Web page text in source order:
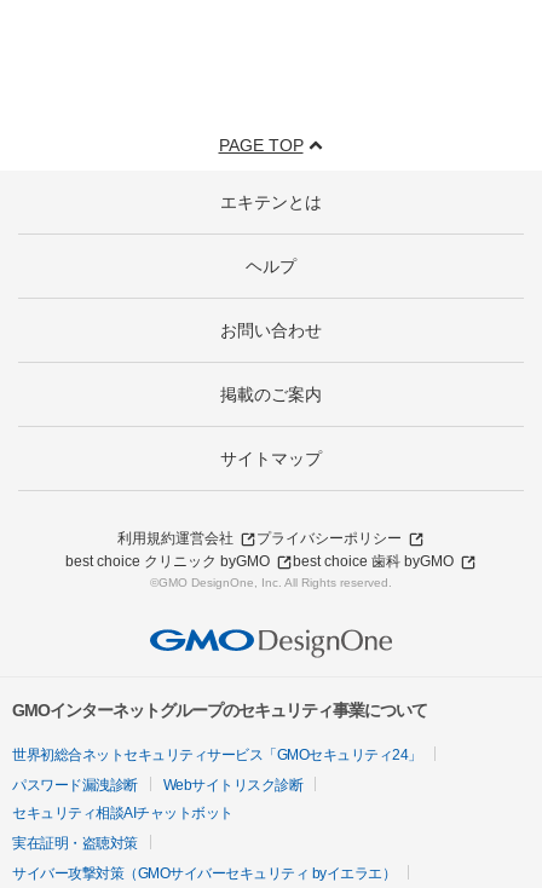
PAGE TOP
エキテンとは
ヘルプ
お問い合わせ
掲載のご案内
サイトマップ
利用規約運営会社
プライバシーポリシー
best choice クリニック byGMO
best choice 歯科 byGMO
©GMO DesignOne, Inc. All Rights reserved.
GMOインターネットグループのセキュリティ事業について
世界初総合ネットセキュリティサービス「GMOセキュリティ24」
パスワード漏洩診断
Webサイトリスク診断
セキュリティ相談AIチャットボット
実在証明・盗聴対策
サイバー攻撃対策（GMOサイバーセキュリティ byイエラエ）